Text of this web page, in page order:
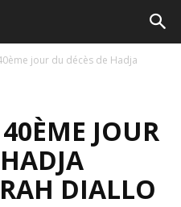
jour du décès de Hadja
JOUR
DIALLO